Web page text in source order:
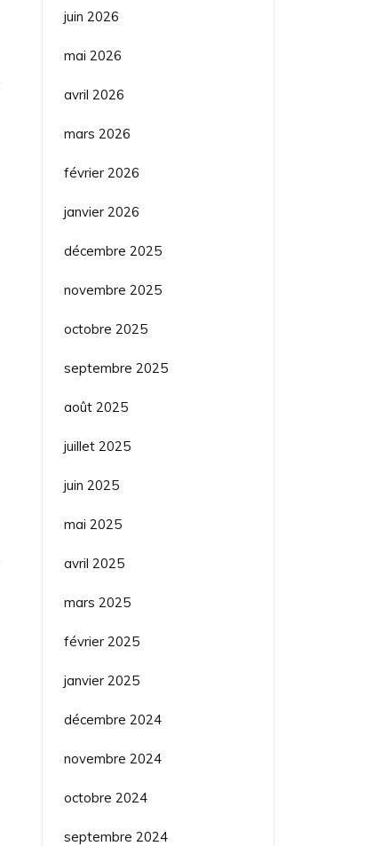
juin 2026
mai 2026
avril 2026
mars 2026
février 2026
janvier 2026
décembre 2025
novembre 2025
octobre 2025
septembre 2025
août 2025
juillet 2025
juin 2025
mai 2025
avril 2025
mars 2025
février 2025
janvier 2025
décembre 2024
novembre 2024
octobre 2024
septembre 2024